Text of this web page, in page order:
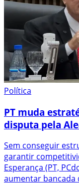
Política
PT muda
disputa pela
Sem conseguir
garantir
Esperança (PT,
aumentar bancada